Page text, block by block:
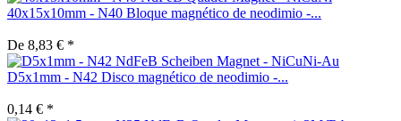
40x15x10mm - N40 Bloque magnético de neodimio -...
De 8,83 € *
D5x1mm - N42 Disco magnético de neodimio -...
0,14 € *